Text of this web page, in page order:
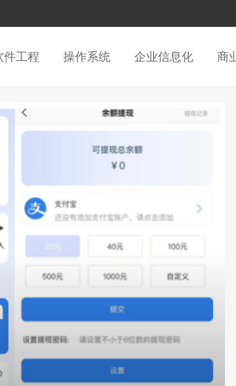
件工程 操作系统 企业信息化 商